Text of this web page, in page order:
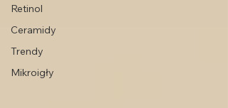
Retinol
Ceramidy
Trendy
Mikroigły